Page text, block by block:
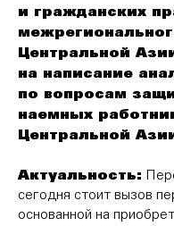
и гражданских
Центральной
на написание
по вопросам
наемных
Центральной
Актуальность:
сегодня стоит вызов
основанной на